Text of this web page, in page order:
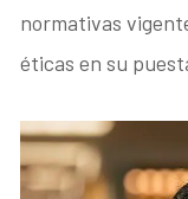
normativas
éticas en su